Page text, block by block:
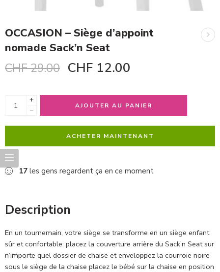
OCCASION – Siège d’appoint
nomade Sack’n Seat
CHF29.00 CHF 12.00
+
−
AJOUTER AU PANIER
ACHETER MAINTENANT
17 les gens regardent ça en ce moment
Description
En un tournemain, votre siège se transforme en un siège enfant
sûr et confortable: placez la couverture arrière du Sack’n Seat sur
n’importe quel dossier de chaise et enveloppez la courroie noire
sous le siège de la chaise placez le bébé sur la chaise en position